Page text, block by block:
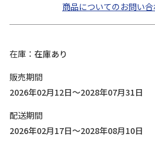
商品についてのお問い
在庫
在庫あり
販売期間
2026年02月12日～2028年07月31日
配送期間
2026年02月17日～2028年08月10日